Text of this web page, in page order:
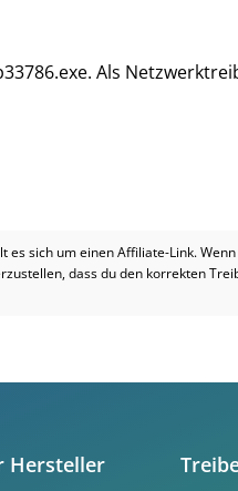
Als
sich um einen Affiliate-Link.
dass du den korrekten
Hersteller